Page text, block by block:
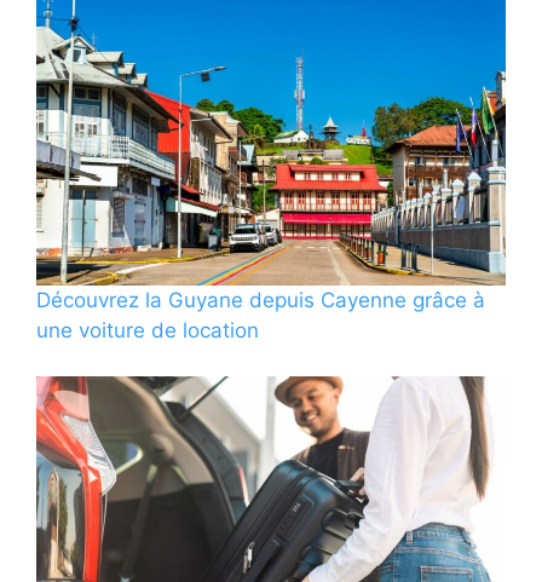
Découvrez la Guyane depuis Cayenne grâce à
une voiture de location